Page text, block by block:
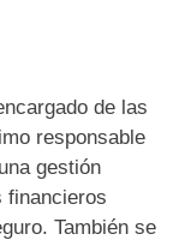
de las
responsable
gestión
financieros
También se